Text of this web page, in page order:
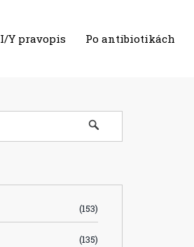
I/Y pravopis Po antibiotikách
(153)
(135)